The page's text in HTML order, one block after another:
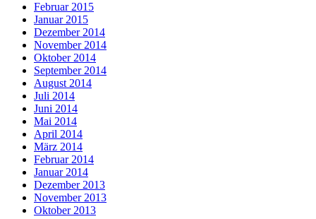
Februar 2015
Januar 2015
Dezember 2014
November 2014
Oktober 2014
September 2014
August 2014
Juli 2014
Juni 2014
Mai 2014
April 2014
März 2014
Februar 2014
Januar 2014
Dezember 2013
November 2013
Oktober 2013